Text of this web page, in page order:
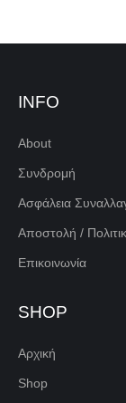
INFO
About
Συνδρομή
Ασφάλεια
Αποστολή /
Επικοινωνία
SHOP
Αρχική
Shop